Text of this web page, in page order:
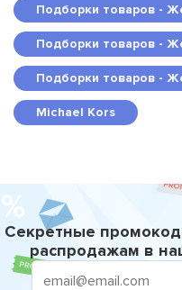
Подборки товаров -
Подборки товаров -
Подборки товаров -
Michael Kors
Секретные
распродажам в